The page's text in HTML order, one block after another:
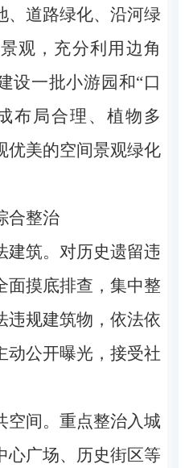
、道路绿化、沿河绿
观，充分利用边角
设一批小游园和“口
布局合理、植物多
优美的空间景观绿化
合整治
建筑。对历史遗留违
面摸底排查，集中整
违规建筑物，依法依
动公开曝光，接受社
空间。重点整治入城
心广场、历史街区等